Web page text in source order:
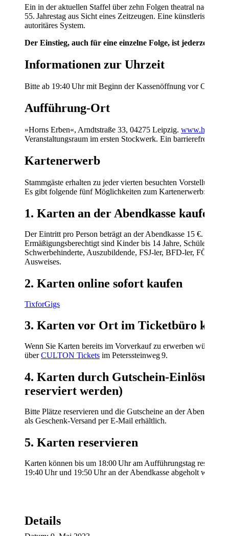
Ein in der aktuellen Staffel über zehn Folgen theatral
55. Jahrestag aus Sicht eines Zeitzeugen. Eine künstlerische
autoritäres System.
Der Einstieg, auch für eine einzelne Folge, ist jederzeit
Informationen zur Uhrzeit
Bitte ab 19:40 Uhr mit Beginn der Kassenöffnung vor Ort
Aufführung-Ort
»Horns Erben«, Arndtstraße 33, 04275 Leipzig. www.horns-
Veranstaltungsraum im ersten Stockwerk. Ein barrierefreier
Kartenerwerb
Stammgäste erhalten zu jeder vierten besuchten Vorstellung
Es gibt folgende fünf Möglichkeiten zum Kartenerwerb:
1. Karten an der Abendkasse kaufen
Der Eintritt pro Person beträgt an der Abendkasse 15 €. Wir
Ermäßigungsberechtigt sind Kinder bis 14 Jahre, Schüler,
Schwerbehinderte, Auszubildende, FSJ-ler, BFD-ler, FÖJ-ler
Ausweises.
2. Karten online sofort kaufen
TixforGigs
3. Karten vor Ort im Ticketbüro
Wenn Sie Karten bereits im Vorverkauf zu erwerben
überCULTON Tickets im Peterssteinweg 9.
4. Karten durch Gutschein-Einlösung
reserviert werden)
Bitte Plätze reservieren und die Gutscheine an der
als Geschenk-Versand per E-Mail erhältlich.
5. Karten reservieren
Karten können bis um 18:00 Uhr am Aufführungstag
19:40 Uhr und 19:50 Uhr an der Abendkasse abgeholt
Details